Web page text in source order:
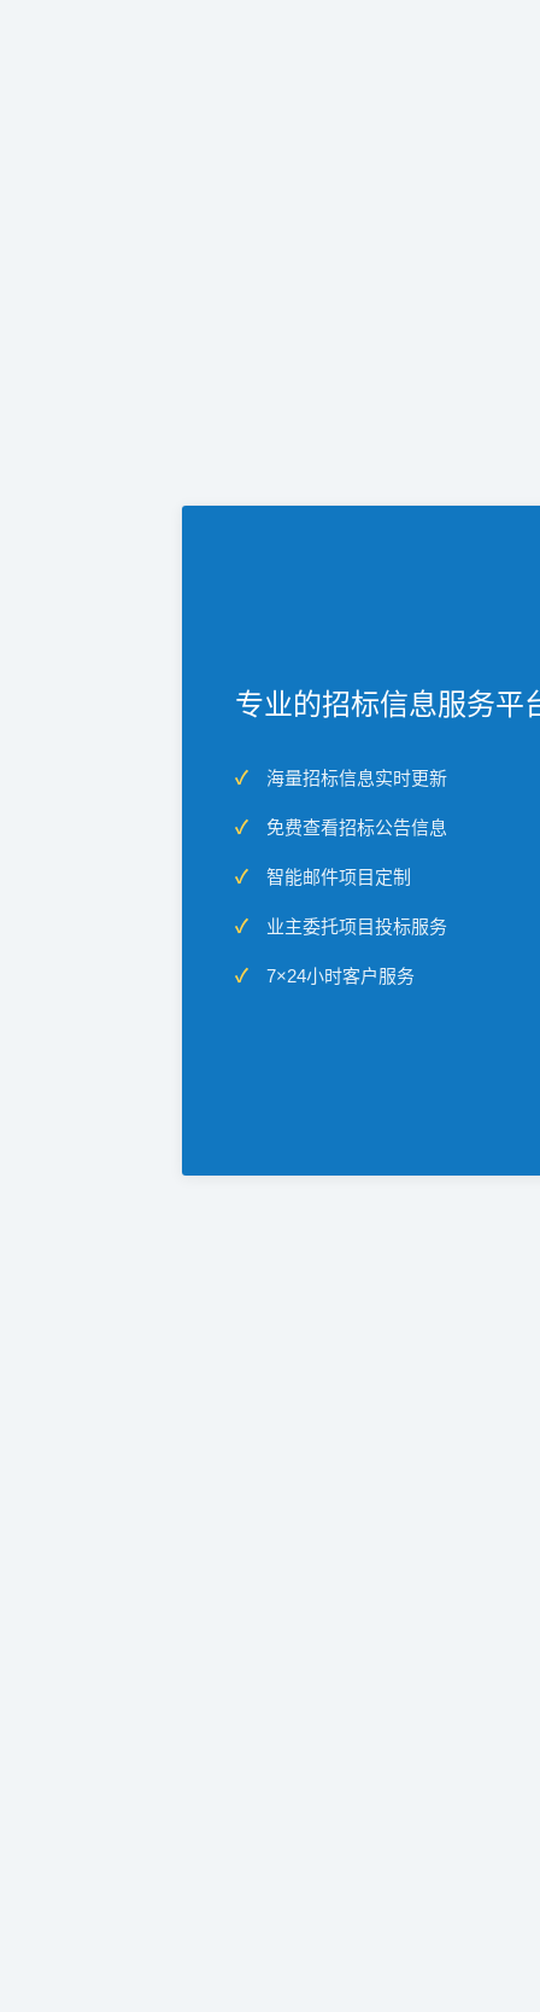
专业的招标信息服务平
海量招标信息实时更新
免费查看招标公告信息
智能邮件项目定制
业主委托项目投标服务
7×24小时客户服务